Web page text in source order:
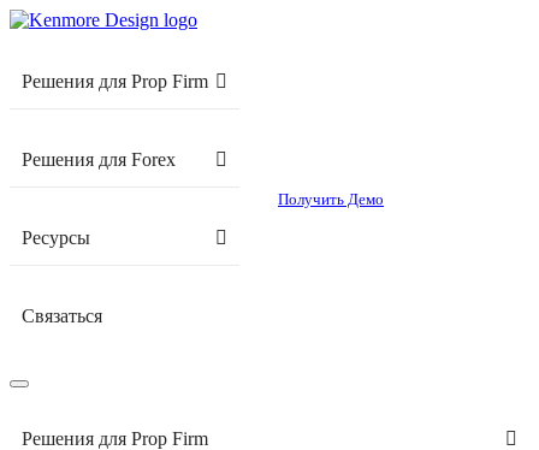
Решения для Prop Firm
Решения для Forex
Ресурсы
Связаться
Получить Демо
Решения для Prop Firm